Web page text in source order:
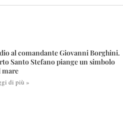
al comandante Giovanni Borghini.
Santo Stefano piange un simbolo
mare
di più »